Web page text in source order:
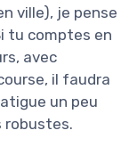
ville), je pense
tu comptes en
avec
il faudra
un peu
robustes.